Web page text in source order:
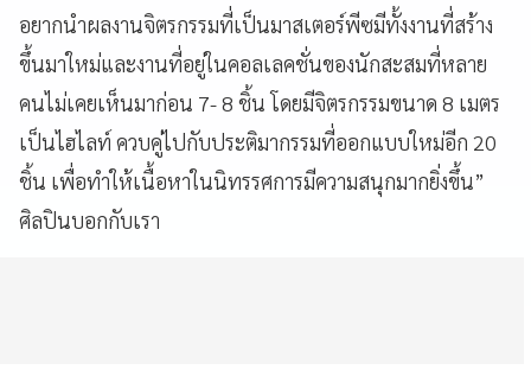
อยากนำผลงานจิตรกรรมที่เป็นมาสเตอร์พีซมีทั้งงานที่สร้าง
ขึ้นมาใหม่และงานที่อยู่ในคอลเลคชั่นของนักสะสมที่หลาย
คนไม่เคยเห็นมาก่อน 7- 8 ชิ้น โดยมีจิตรกรรมขนาด 8 เมตร
เป็นไฮไลท์ ควบคู่ไปกับประติมากรรมที่ออกแบบใหม่อีก 20
ชิ้น เพื่อทำให้เนื้อหาในนิทรรศการมีความสนุกมากยิ่งขึ้น”
ศิลปินบอกกับเรา